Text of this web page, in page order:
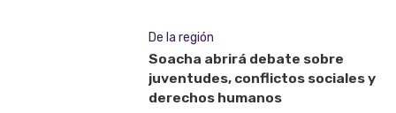
De la región
Soacha abrirá debate sobre
juventudes, conflictos sociales y
derechos humanos